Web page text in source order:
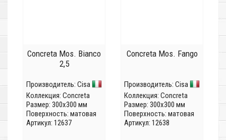
Concreta Mos. Bianco
2,5
Производитель: Cisa
Коллекция: Concreta
Размер: 300x300 мм
Поверхность: матовая
Артикул: 12637
Concreta Mos. Fango
Производитель: Cisa
Коллекция: Concreta
Размер: 300x300 мм
Поверхность: матовая
Артикул: 12638